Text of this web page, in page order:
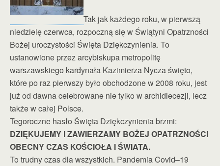
Tak jak każdego roku, w pierwszą
niedzielę czerwca, rozpoczną się w Świątyni Opatrzności
Bożej uroczystości Święta Dziękczynienia. To
ustanowione przez arcybiskupa metropolitę
warszawskiego kardynała Kazimierza Nycza święto,
które po raz pierwszy było obchodzone w 2008 roku, jest
już od dawna celebrowane nie tylko w archidiecezji, lecz
także w całej Polsce.
Tegoroczne hasło Święta Dziękczynienia brzmi:
DZIĘKUJEMY I ZAWIERZAMY BOŻEJ OPATRZNOŚCI
OBECNY CZAS KOŚCIOŁA I ŚWIATA.
To trudny czas dla wszystkich. Pandemia Covid–19